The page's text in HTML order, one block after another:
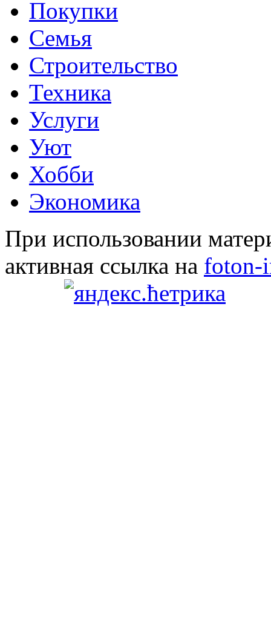
Покупки
Семья
Строительство
Техника
Услуги
Уют
Хобби
Экономика
При использовании
активная ссылка на foton-